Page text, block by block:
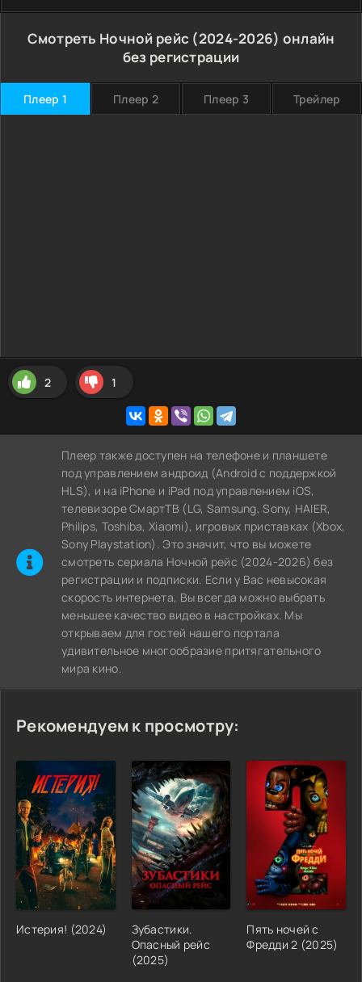
Смотреть Ночной рейс (2024-2026) онлайн
без регистрации
Плеер 1 Плеер 2 Плеер 3 Трейлер
2 1
Плеер также доступен на телефоне и планшете
под управлением андроид (Android с поддержкой
HLS), и на iPhone и iPad под управлением iOS,
телевизоре СмартТВ (LG, Samsung, Sony, HAIER,
Philips, Toshiba, Xiaomi), игровых приставках (Xbox,
Sony Playstation). Это значит, что вы можете
cмотреть сериала Ночной рейс (2024-2026) без
регистрации и подписки. Если у Вас невысокая
скорость интернета, Вы всегда можно выбрать
меньшее качество видео в настройках. Мы
открываем для гостей нашего портала
удивительное многообразие притягательного
мира кино.
Рекомендуем к просмотру:
Истерия! (2024)
Зубастики.
Опасный рейс
(2025)
Пять ночей с
Фредди 2 (2025)